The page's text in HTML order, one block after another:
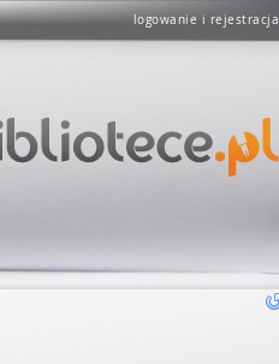
logowanie i rejestracja